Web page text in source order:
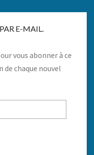
E-MAIL.
vous abonner à ce
chaque nouvel